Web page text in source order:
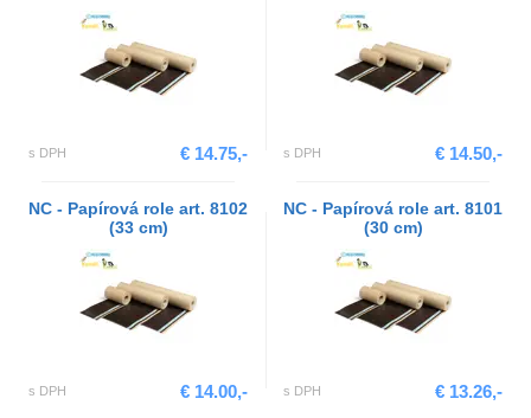
s DPH € 14.75,- s DPH € 14.50,-
NC - Papírová role art. 8102
(33 cm)
s DPH € 14.00,-
NC - Papírová role art. 8101
(30 cm)
s DPH € 13.26,-